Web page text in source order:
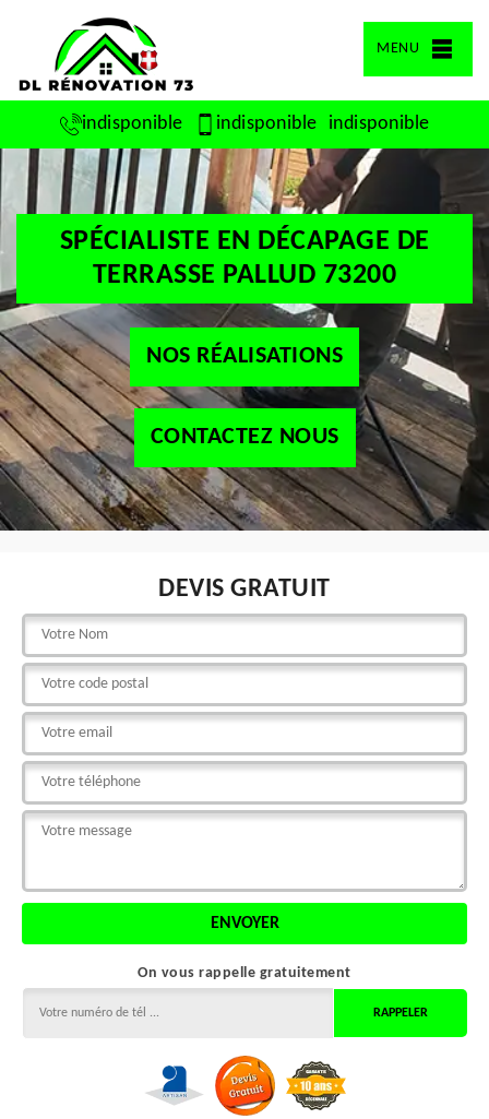
MENU
indisponible indisponible indisponible
SPÉCIALISTE EN DÉCAPAGE DE
TERRASSE PALLUD 73200
NOS RÉALISATIONS
CONTACTEZ NOUS
DEVIS GRATUIT
On vous rappelle gratuitement